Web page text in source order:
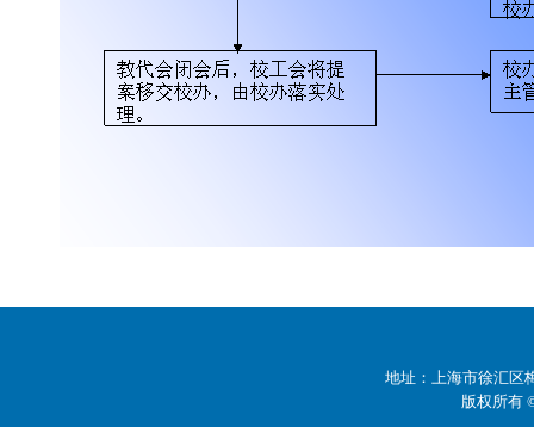
地址：上海市徐汇
版权所有